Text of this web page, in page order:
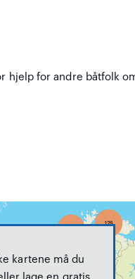
hjelp for andre båtfolk
kartene må du